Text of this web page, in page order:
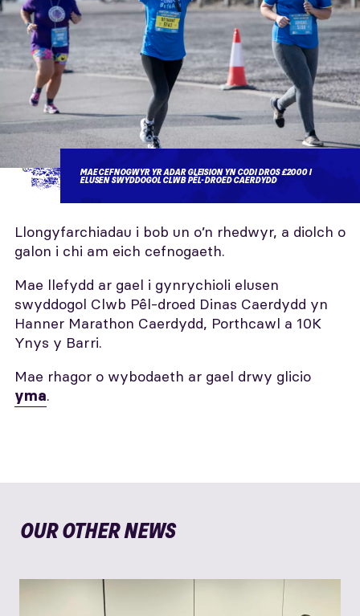
MAE CEFNOGWYR YR ADAR GLEISION YN CODI DROS £2000 I
ELUSEN SWYDDOGOL CLWB PÊL-DROED CAERDYDD
Llongyfarchiadau i bob un o’n rhedwyr, a diolch o
galon i chi am eich cefnogaeth.
Mae llefydd ar gael i gynrychioli elusen
swyddogol Clwb Pêl-droed Dinas Caerdydd yn
Hanner Marathon Caerdydd, Porthcawl a 10K
Ynys y Barri.
Mae rhagor o wybodaeth ar gael drwy glicio
yma.
OUR OTHER NEWS